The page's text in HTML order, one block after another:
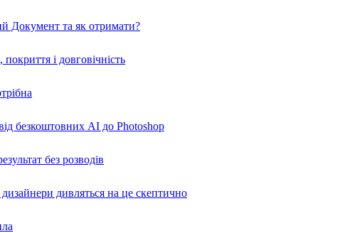
Документ та як отримати?
і довговічність
безкоштовних AI до Photoshop
без розводів
дивляться на це скептично